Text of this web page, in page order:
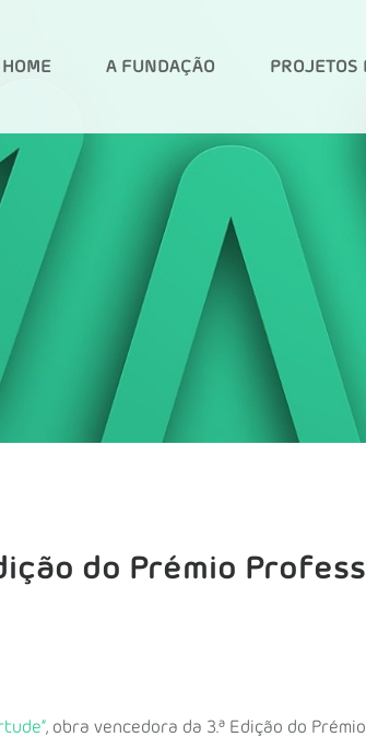
HOME A FUNDAÇÃO PROJETOS
do Prémio
, obra vencedora da 3.ª Edição do Prémio